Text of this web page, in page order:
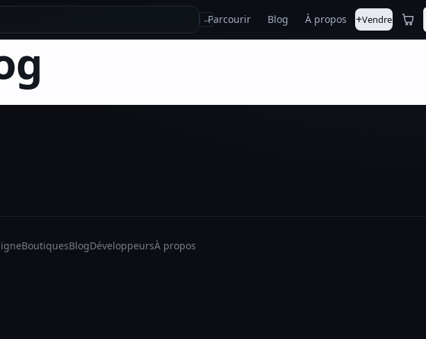
↵Parcourir Blog À propos +Vendre
BoutiquesBlogDéveloppeursÀ propos